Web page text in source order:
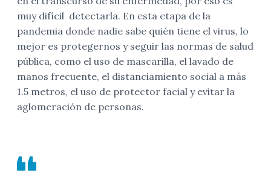
muy difícil detectarla. En esta etapa de la
pandemia donde nadie sabe quién tiene el virus, lo
mejor es protegernos y seguir las normas de salud
pública, como el uso de mascarilla, el lavado de
manos frecuente, el distanciamiento social a más
1.5 metros, el uso de protector facial y evitar la
aglomeración de personas.